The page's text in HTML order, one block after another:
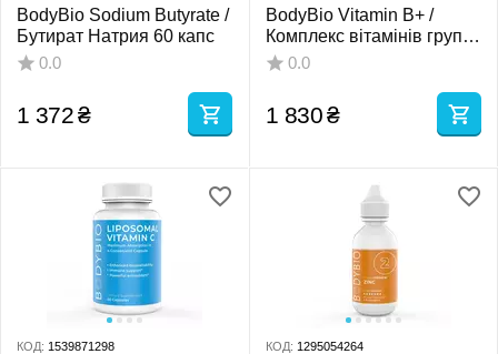
BodyBio Sodium Butyrate /
Бутират Натрия 60 капс
0.0
1 372₴
BodyBio Vitamin B+ /
Комплекс вітамінів групи
Б 90 капсул
0.0
1 830₴
КОД: 1539871298 КОД: 1295054264